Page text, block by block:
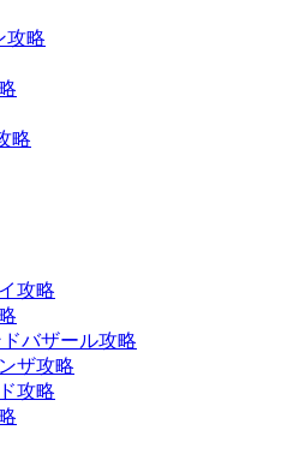
攻略
略
攻略
バザール攻略
ザ攻略
攻略